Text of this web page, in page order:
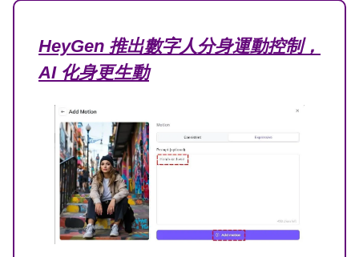
HeyGen 推出數字人分身運動控制，
AI 化身更生動